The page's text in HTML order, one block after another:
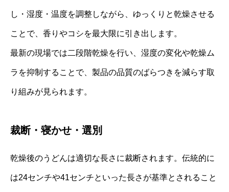
し・湿度・温度を調整しながら、ゆっくりと乾燥させる
ことで、香りやコシを最大限に引き出します。
最新の現場では二段階乾燥を行い、湿度の変化や乾燥ム
ラを抑制することで、製品の品質のばらつきを減らす取
り組みが見られます。
裁断・寝かせ・選別
乾燥後のうどんは適切な長さに裁断されます。伝統的に
は24センチや41センチといった長さが基準とされること